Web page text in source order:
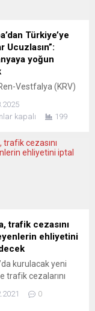
Türkiye’ye
Ucuzlasın”:
yoğun
Vestfalya (KRV)
Türkiye’ye
uçuşlarda özellikle
dikkat
başlattığı
Hakkı Girişimi
ve eğitimci-yazar
Gemici, başta THY
tüm havayolu
okul
kapalı
199
trafik cezasını
ehliyetini
kurulacak yeni
trafik cezalarını
olarak iptal
0